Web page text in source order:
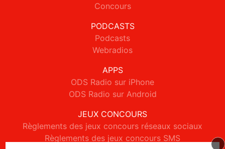
Concours
PODCASTS
Podcasts
Webradios
APPS
ODS Radio sur iPhone
ODS Radio sur Android
JEUX CONCOURS
Règlements des jeux concours réseaux sociaux
Règlements des jeux concours SMS